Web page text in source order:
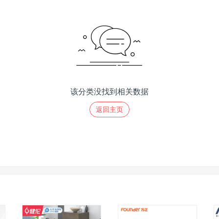
该分类没找到相关数据
返回主页